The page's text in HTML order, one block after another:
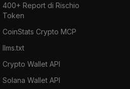
400+ Report di Rischio
Token
CoinStats Crypto MCP
llms.txt
Crypto Wallet API
Solana Wallet API